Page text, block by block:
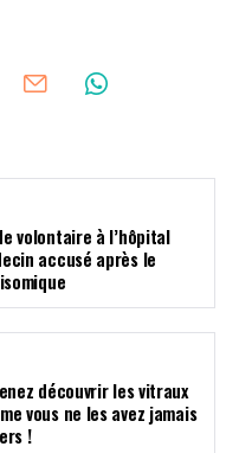
volontaire à l’hôpital
accusé après le
découvrir les vitraux
vous ne les avez jamais
!